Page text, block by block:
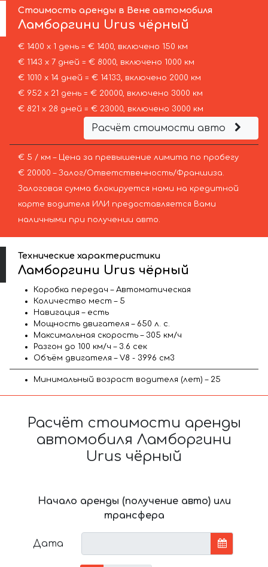
Стоимость аренды в Вене автомобиля
Ламборгини Urus чёрный
€ 1400 х 1 день = € 1400, включено 150 км
€ 1143 х 7 дней = € 8000, включено 1000 км
€ 1010 х 14 дней = € 14133, включено 2000 км
€ 952 х 21 день = € 20000, включено 3000 км
€ 821 х 28 дней = € 23000, включено 3000 км
Расчёт стоимости авто
€ 5 / км – Цена за превышение лимита по пробегу
€ 20000 – Залог/Ответственность/Франшиза.
Залоговая сумма блокируется нами на кредитной
карте водителя ИЛИ предоставляется Вами
наличными при получении авто.
Технические характеристики
Ламборгини Urus чёрный
Коробка передач – Автоматическая
Количество мест – 5
Навигация – есть
Мощность двигателя – 650 л. с.
Максимальная скорость – 305 км/ч
Разгон до 100 км/ч – 3.6 сек
Объём двигателя – V8 - 3996 см3
Минимальный возраст водителя (лет) – 25
Расчёт стоимости аренды
автомобиля Ламборгини
Urus чёрный
Начало аренды (получение авто) или
трансфера
Дата